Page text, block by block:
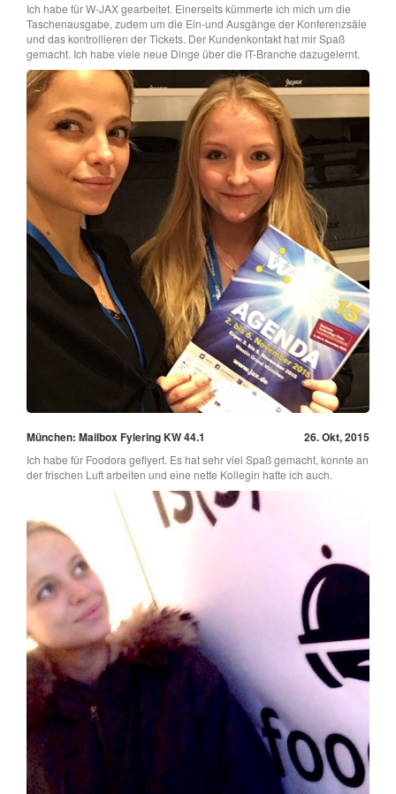
Ich habe für W-JAX gearbeitet. Einerseits kümmerte ich mich um die
Taschenausgabe, zudem um die Ein-und Ausgänge der Konferenzsäle
und das kontrollieren der Tickets. Der Kundenkontakt hat mir Spaß
gemacht. Ich habe viele neue Dinge über die IT-Branche dazugelernt.
München: Mailbox Fylering KW 44.1 26. Okt, 2015
Ich habe für Foodora geflyert. Es hat sehr viel Spaß gemacht, konnte an
der frischen Luft arbeiten und eine nette Kollegin hatte ich auch.